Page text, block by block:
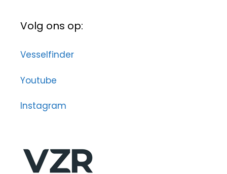
Volg ons op:
Vesselfinder
Youtube
Instagram